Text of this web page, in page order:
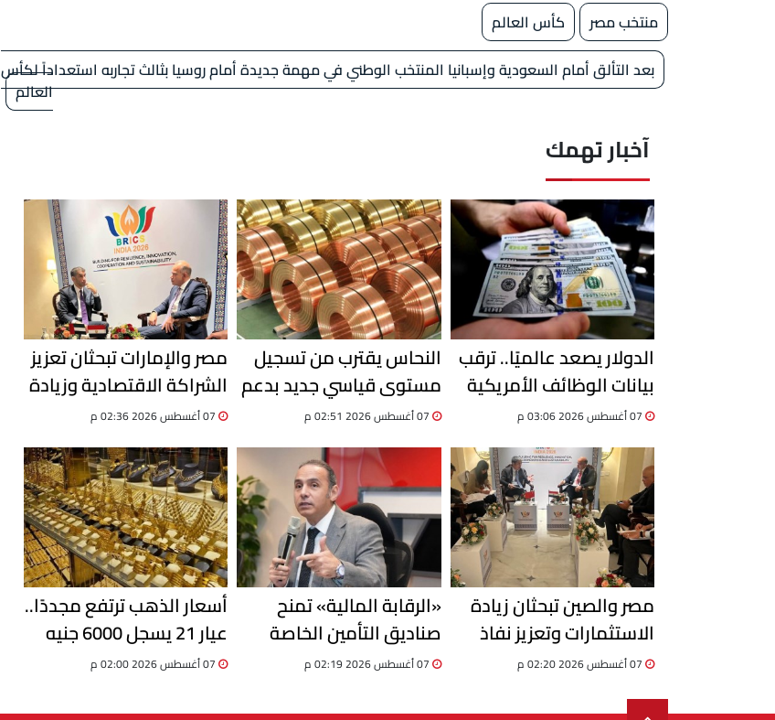
منتخب مصر
كأس العالم
بعد التألق أمام السعودية وإسبانيا المنتخب الوطني في مهمة جديدة أمام روسيا بثالث تجاربه استعداداً لكأس
العالم
آخبار تهمك
الدولار يصعد عالميًا.. ترقب
بيانات الوظائف الأمريكية
يحسم اتجاه العملة
النحاس يقترب من تسجيل
مستوى قياسي جديد بدعم
من تراجع المعروض عالميًا
مصر والإمارات تبحثان تعزيز
الشراكة الاقتصادية وزيادة
الاستثمارات والتبادل
التجاري
07 أغسطس 2026 02:36 م
مصر والصين تبحثان زيادة
الاستثمارات وتعزيز نفاذ
المنتجات المصرية إلى
«الرقابة المالية» تمنح
صناديق التأمين الخاصة
مهلة إضافية لتوفيق
أسعار الذهب ترتفع مجددًا..
عيار 21 يسجل 6000 جنيه
للجرام
07 أغسطس 2026 02:00 م